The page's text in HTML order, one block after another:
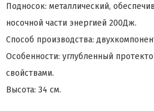
Подносок: металлический,
носочной части энергией 200Дж.
Способ производства:
Особенности: углубленный
свойствами.
Высота: 34 см.